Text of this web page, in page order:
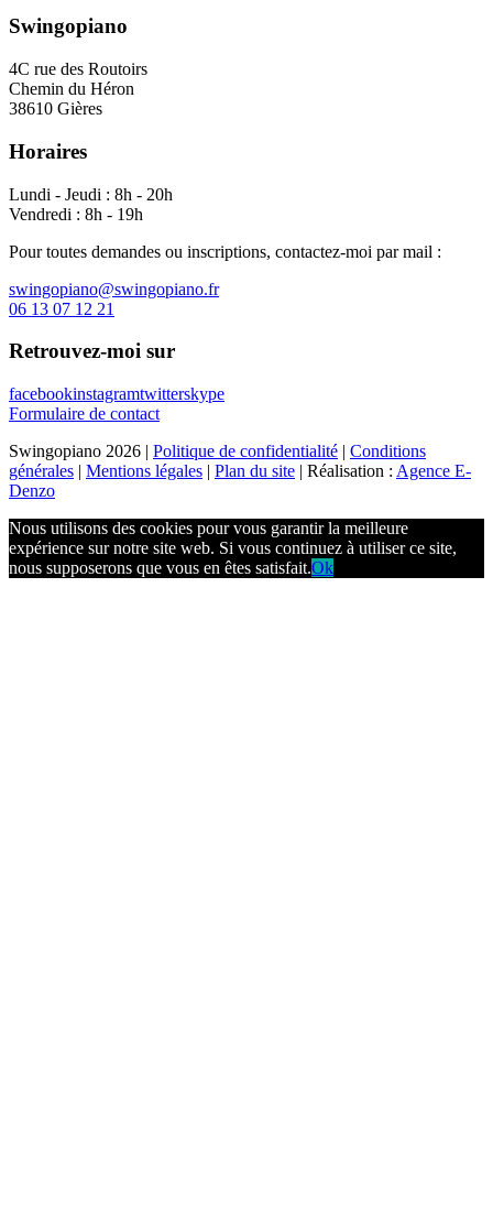
Swingopiano
4C rue des Routoirs
Chemin du Héron
38610 Gières
Horaires
Lundi - Jeudi : 8h - 20h
Vendredi : 8h - 19h
Pour toutes demandes ou inscriptions, contactez-moi par mail :
swingopiano@swingopiano.fr
06 13 07 12 21
Retrouvez-moi sur
facebookinstagramtwitterskype
Formulaire de contact
Swingopiano 2026 | Politique de confidentialité | Conditions
générales | Mentions légales | Plan du site | Réalisation : Agence E-
Denzo
Nous utilisons des cookies pour vous garantir la meilleure
expérience sur notre site web. Si vous continuez à utiliser ce site,
nous supposerons que vous en êtes satisfait.Ok